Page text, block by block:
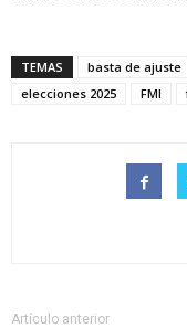
TEMAS basta de ajuste
elecciones 2025
FMI
Artículo anterior